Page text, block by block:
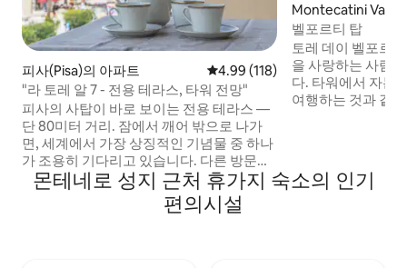
피사(Pisa)의 아파트 평점 4.99점(5점 만점), 후기 118
4.99 (118)
"라 토레 알 7 - 전용 테라스, 타워 전망"
피사의 사탑이 바로 보이는 전용 테라스 —
단 80미터 거리. 잠에서 깨어 밖으로 나가
면, 세계에서 가장 상징적인 기념물 중 하나
가 조용히 기다리고 있습니다. 다른 방문객
들이 아래에서 사진을 찍는 동안, 커피를 손
에 들고 위에서 전망을 감상하세요. 토스카
나 호스트가 직접 제작한 오리지널 그림과
Montecatini Val di
저택
벨포르티 탑
토레 데이 벨포르
을 사랑하는 사람
다. 타워에서 자는
여행하는 것과 같
도 합니다. 저희는
저희는 이곳에 거
몬테네로 성지 근처 휴가지 숙소의 인기
편의시설